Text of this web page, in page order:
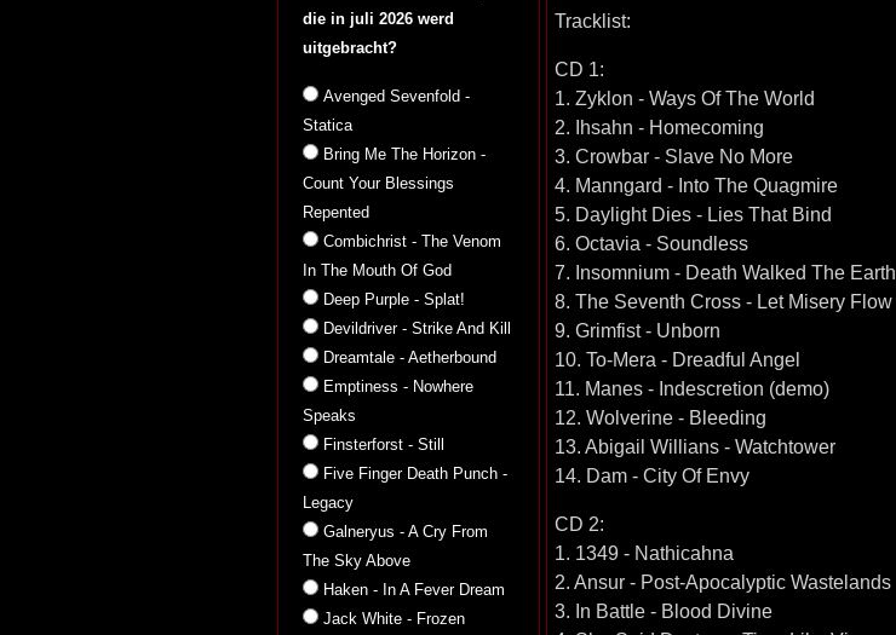
die in juli 2026 werd
uitgebracht?
Avenged Sevenfold -
Statica
Bring Me The Horizon -
Count Your Blessings
Repented
Combichrist - The Venom
In The Mouth Of God
Deep Purple - Splat!
Devildriver - Strike And Kill
Dreamtale - Aetherbound
Emptiness - Nowhere
Speaks
Finsterforst - Still
Five Finger Death Punch -
Legacy
Galneryus - A Cry From
The Sky Above
Haken - In A Fever Dream
Jack White - Frozen
Tracklist:
CD 1:
1. Zyklon - Ways Of The World
2. Ihsahn - Homecoming
3. Crowbar - Slave No More
4. Manngard - Into The Quagmire
5. Daylight Dies - Lies That Bind
6. Octavia - Soundless
7. Insomnium - Death Walked The Earth
8. The Seventh Cross - Let Misery Flow
9. Grimfist - Unborn
10. To-Mera - Dreadful Angel
11. Manes - Indescretion (demo)
12. Wolverine - Bleeding
13. Abigail Willians - Watchtower
14. Dam - City Of Envy
CD 2:
1. 1349 - Nathicahna
2. Ansur - Post-Apocalyptic Wastelands
3. In Battle - Blood Divine